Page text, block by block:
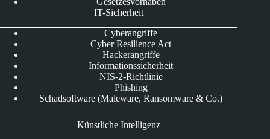
IT-Sicherheit
Cyberangriffe
Cyber Resilience Act
Hackerangriffe
Informationssicherheit
NIS-2-Richtlinie
Phishing
Schadsoftware (Maleware, Ransomware & Co.)
Künstliche Intelligenz